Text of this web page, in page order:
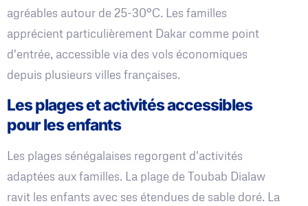
agréables autour de 25-30°C. Les familles
apprécient particulièrement Dakar comme point
d'entrée, accessible via des vols économiques
depuis plusieurs villes françaises.
Les plages et activités accessibles
pour les enfants
Les plages sénégalaises regorgent d'activités
adaptées aux familles. La plage de Toubab Dialaw
ravit les enfants avec ses étendues de sable doré. La